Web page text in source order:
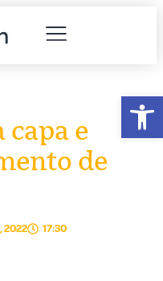
e
de
2022 17:30